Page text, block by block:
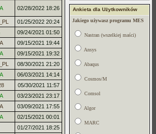
02/28/2022 18:26
01/25/2022 20:24
09/24/2021 01:50
09/15/2021 19:44
09/15/2021 19:32
08/30/2021 21:20
06/03/2021 14:14
05/30/2021 11:57
03/23/2021 23:17
03/09/2021 17:55
02/15/2021 00:01
01/27/2021 18:25
Ankieta dla Użytkowników
Jakiego używasz programu MES
Nastran (wszelkiej maści)
Ansys
Abaqus
Cosmos/M
Comsol
Algor
MARC